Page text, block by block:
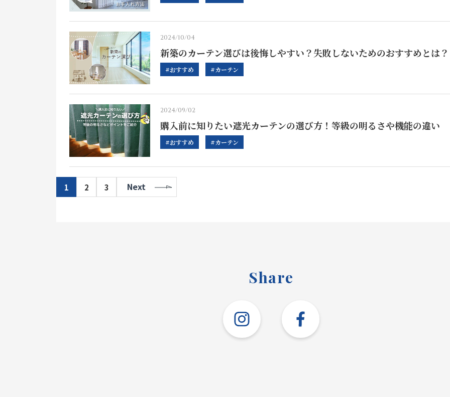
2024/10/04
新築のカーテン選びは後悔しやすい？失敗しないためのおすすめとは？
#おすすめ #カーテン
2024/09/02
購入前に知りたい遮光カーテンの選び方！等級の明るさや機能の違い
#おすすめ #カーテン
1 2 3
Share